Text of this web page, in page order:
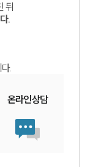
뒤
.
.
온라인상담